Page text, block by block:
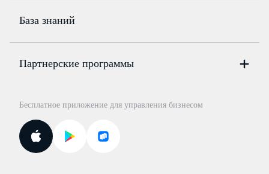
Цены
Бюро
Консультации по учёту и налогам
Курсы повышения квалификации
Госпроверки
Поиск ответа на вопрос
Новости законодательства
База знаний
Партнерские программы
Для самозанятых
Бесплатное приложение для управления бизнесом